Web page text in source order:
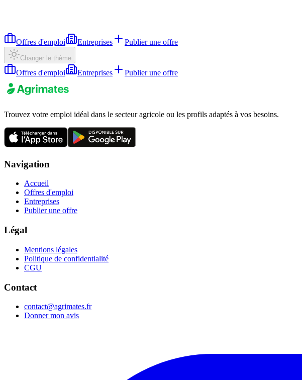
Offres d'emploi Entreprises Publier une offre
Changer le thème
Offres d'emploi Entreprises Publier une offre
Trouvez votre emploi idéal dans le secteur agricole ou les profils adaptés à vos besoins.
Navigation
Accueil
Offres d'emploi
Entreprises
Publier une offre
Légal
Mentions légales
Politique de confidentialité
CGU
Contact
contact@agrimates.fr
Donner mon avis